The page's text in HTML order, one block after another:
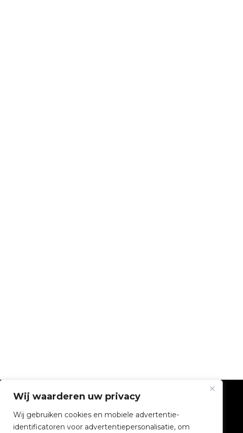
Wij waarderen uw privacy
Wij gebruiken cookies en mobiele advertentie-
identificatoren voor advertentiepersonalisatie, om
V2C Gemeenschap